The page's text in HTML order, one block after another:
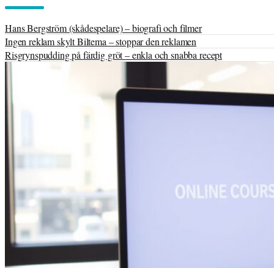
Hans Bergström (skådespelare) – biografi och filmer
Ingen reklam skylt Biltema – stoppar den reklamen
Risgrynspudding på färdig gröt – enkla och snabba recept